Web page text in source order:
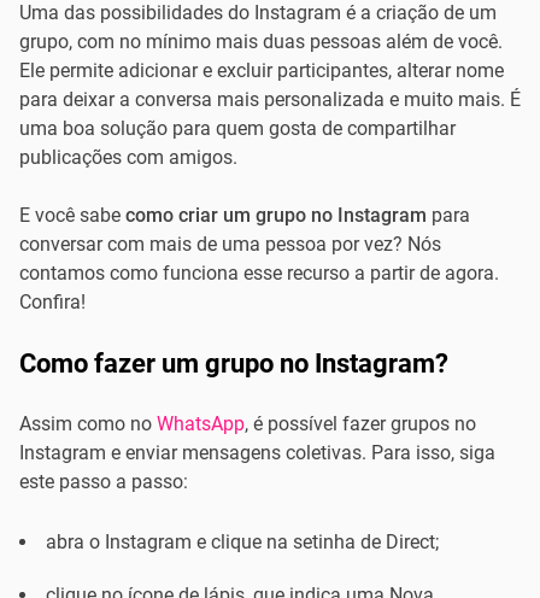
Uma das possibilidades do Instagram é a criação de um
grupo, com no mínimo mais duas pessoas além de você.
Ele permite adicionar e excluir participantes, alterar nome
para deixar a conversa mais personalizada e muito mais. É
uma boa solução para quem gosta de compartilhar
publicações com amigos.
E você sabe como criar um grupo no Instagram para
conversar com mais de uma pessoa por vez? Nós
contamos como funciona esse recurso a partir de agora.
Confira!
Como fazer um grupo no Instagram?
Assim como no WhatsApp, é possível fazer grupos no
Instagram e enviar mensagens coletivas. Para isso, siga
este passo a passo:
abra o Instagram e clique na setinha de Direct;